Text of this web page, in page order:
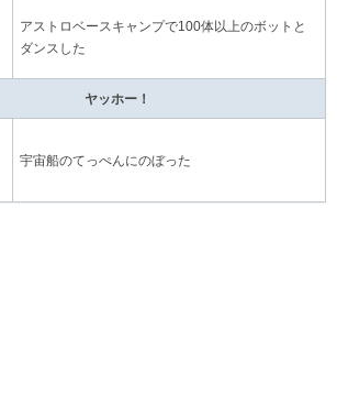
アストロベースキャンプで100体以上のボットと
ダンスした
ヤッホー！
宇宙船のてっぺんにのぼった